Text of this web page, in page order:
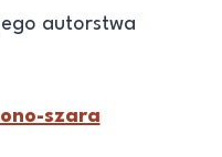
autorstwa
szara